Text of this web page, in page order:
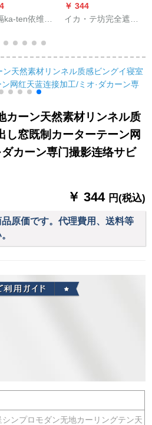
ka-ten依维柯
ンテ-ン五菱东
金杯新海狮热
-ンストにな车/
お愿いしま
￥ 344
イカ・テ坊完全遮光
トシリーズシリーズ
シリーズシリーズシ
リーズシリーズシリ
ク布ベベルベルベル
ダウン窓寝室リビグ
光透過性UVカート逸
品完全遮光両面銀
カーン天然素材リンネル质
し窓既制カーターテーン网
カーン専门撮影连络サビ
￥ 344 円(税込)
原価です。代理費用、送料等
シンプロモダン无地カーリングテン天